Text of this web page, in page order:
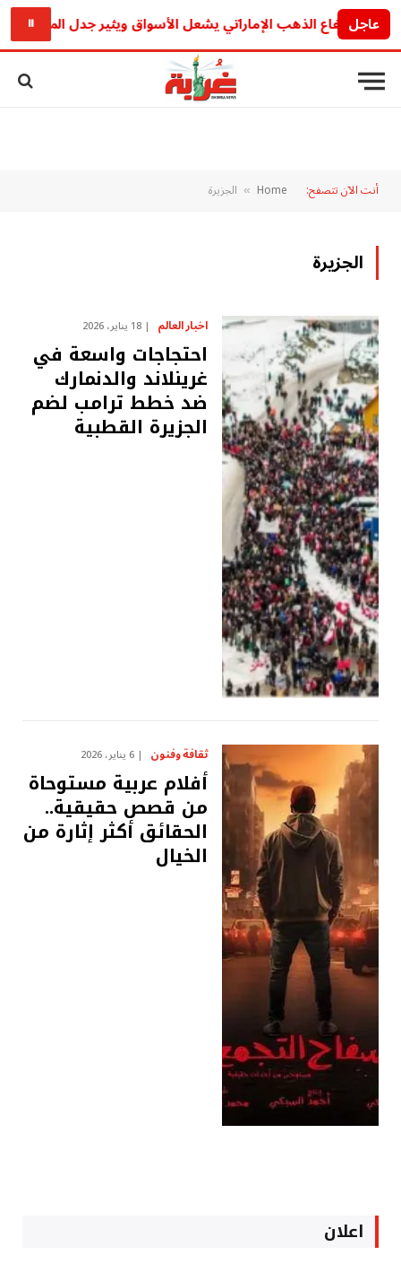
عاجل
ارتفاع الذهب الإماراتي يشعل الأسواق ويثير جدل المتعاملين
⏸
أنت الآن تتصفح: Home
» الجزيرة
الجزيرة
اخبار العالم 18 يناير، 2026
احتجاجات واسعة في
غرينلاند والدنمارك
ضد خطط ترامب لضم
الجزيرة القطبية
ثقافة وفنون 6 يناير، 2026
أفلام عربية مستوحاة
من قصص حقيقية..
الحقائق أكثر إثارة من
الخيال
اعلان